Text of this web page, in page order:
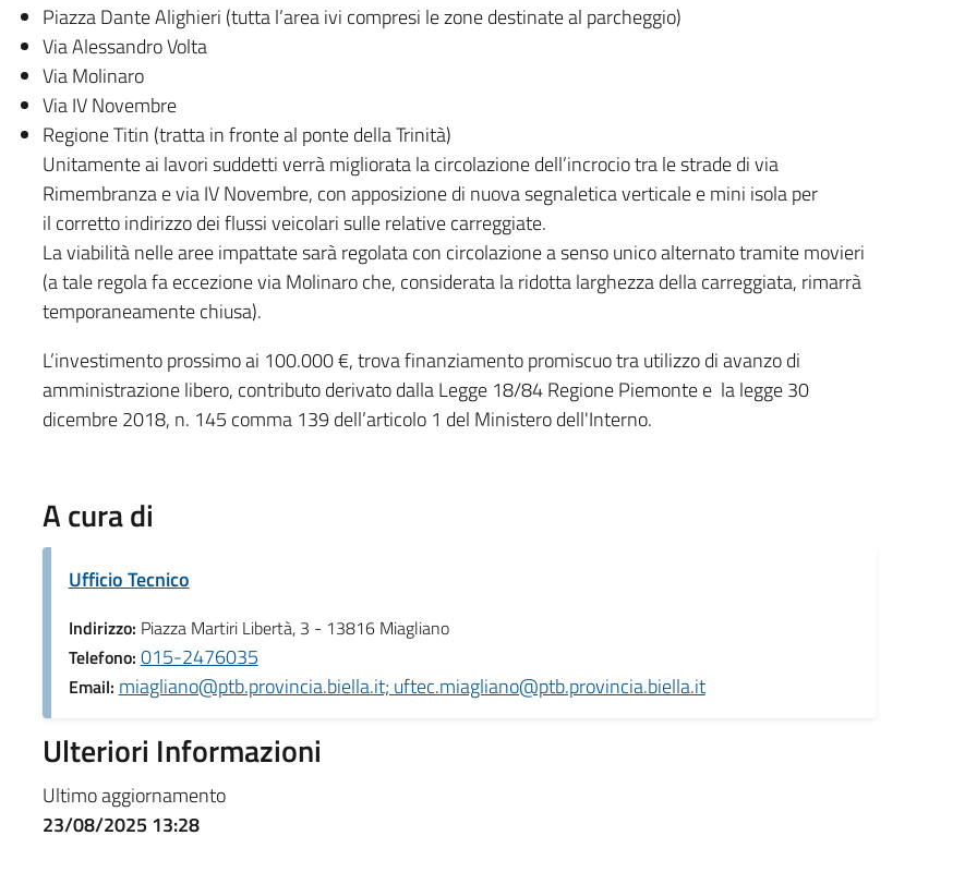
Piazza Dante Alighieri (tutta l’area ivi compresi le zone destinate al parcheggio)
Via Alessandro Volta
Via Molinaro
Via IV Novembre
Regione Titin (tratta in fronte al ponte della Trinità)
Unitamente ai lavori suddetti verrà migliorata la circolazione dell’incrocio tra le strade di via
Rimembranza e via IV Novembre, con apposizione di nuova segnaletica verticale e mini isola per
il corretto indirizzo dei flussi veicolari sulle relative carreggiate.
La viabilità nelle aree impattate sarà regolata con circolazione a senso unico alternato tramite movieri
(a tale regola fa eccezione via Molinaro che, considerata la ridotta larghezza della carreggiata, rimarrà
temporaneamente chiusa).
L’investimento prossimo ai 100.000 €, trova finanziamento promiscuo tra utilizzo di avanzo di
amministrazione libero, contributo derivato dalla Legge 18/84 Regione Piemonte e la legge 30
dicembre 2018, n. 145 comma 139 dell’articolo 1 del Ministero dell'Interno.
A cura di
Ufficio Tecnico
Indirizzo: Piazza Martiri Libertà, 3 - 13816 Miagliano
Telefono: 015-2476035
Email: miagliano@ptb.provincia.biella.it; uftec.miagliano@ptb.provincia.biella.it
Ulteriori Informazioni
Ultimo aggiornamento
23/08/2025 13:28